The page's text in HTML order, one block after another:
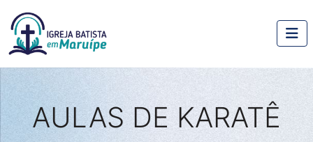
AULAS DE KARATÊ